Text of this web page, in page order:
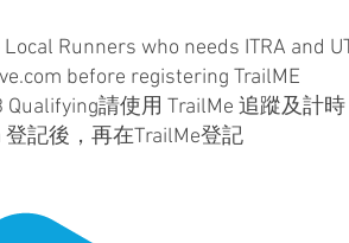
Runners who needs ITRA and
before registering TrailME
Qualifying請使用 TrailMe 追蹤及計時
登記後，再在TrailMe登記